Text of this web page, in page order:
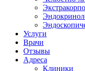
Услуги
Врачи
Отзывы
Адреса
Клиники